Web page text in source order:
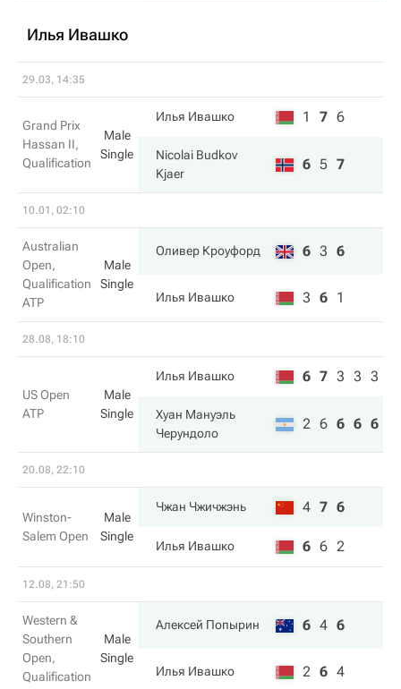
Илья Ивашко
29.03, 14:35
Grand Prix
Hassan II,
Qualification
Male
Single
Илья Ивашко 1 7 6
Nicolai Budkov
Kjaer
6 5 7
10.01, 02:10
Australian
Open,
Qualification
ATP
Male
Single
Оливер Кроуфорд 6 3 6
Илья Ивашко 3 6 1
28.08, 18:10
US Open
ATP
Male
Single
Илья Ивашко 6 7 3 3 3
Хуан Мануэль
Черундоло
2 6 6 6 6
20.08, 22:10
Winston-
Salem Open
Male
Single
Чжан Чжичжэнь 4 7 6
Илья Ивашко 6 6 2
12.08, 21:50
Western &
Southern
Open,
Qualification
Male
Single
Алексей Попырин 6 4 6
Илья Ивашко 2 6 4